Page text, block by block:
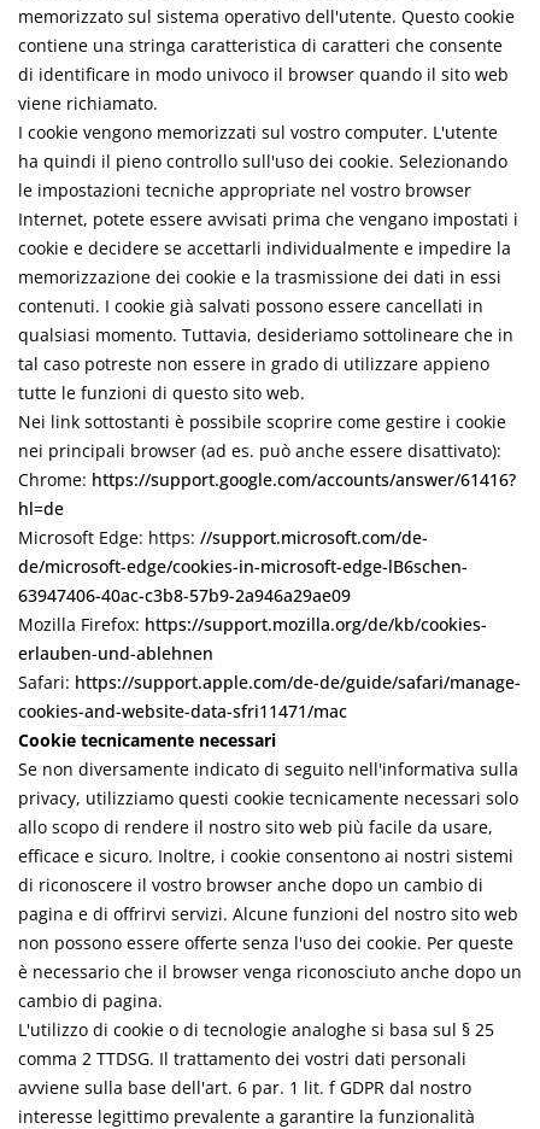
memorizzato sul sistema operativo dell'utente. Questo cookie
contiene una stringa caratteristica di caratteri che consente
di identificare in modo univoco il browser quando il sito web
viene richiamato.
I cookie vengono memorizzati sul vostro computer. L'utente
ha quindi il pieno controllo sull'uso dei cookie. Selezionando
le impostazioni tecniche appropriate nel vostro browser
Internet, potete essere avvisati prima che vengano impostati i
cookie e decidere se accettarli individualmente e impedire la
memorizzazione dei cookie e la trasmissione dei dati in essi
contenuti. I cookie già salvati possono essere cancellati in
qualsiasi momento. Tuttavia, desideriamo sottolineare che in
tal caso potreste non essere in grado di utilizzare appieno
tutte le funzioni di questo sito web.
Nei link sottostanti è possibile scoprire come gestire i cookie
nei principali browser (ad es. può anche essere disattivato):
Chrome: https://support.google.com/accounts/answer/61416?
hl=de
Microsoft Edge: https: //support.microsoft.com/de-
de/microsoft-edge/cookies-in-microsoft-edge-lB6schen-
63947406-40ac-c3b8-57b9-2a946a29ae09
Mozilla Firefox: https://support.mozilla.org/de/kb/cookies-
erlauben-und-ablehnen
Safari: https://support.apple.com/de-de/guide/safari/manage-
cookies-and-website-data-sfri11471/mac
Cookie tecnicamente necessari
Se non diversamente indicato di seguito nell'informativa sulla
privacy, utilizziamo questi cookie tecnicamente necessari solo
allo scopo di rendere il nostro sito web più facile da usare,
efficace e sicuro. Inoltre, i cookie consentono ai nostri sistemi
di riconoscere il vostro browser anche dopo un cambio di
pagina e di offrirvi servizi. Alcune funzioni del nostro sito web
non possono essere offerte senza l'uso dei cookie. Per queste
è necessario che il browser venga riconosciuto anche dopo un
cambio di pagina.
L'utilizzo di cookie o di tecnologie analoghe si basa sul § 25
comma 2 TTDSG. Il trattamento dei vostri dati personali
avviene sulla base dell'art. 6 par. 1 lit. f GDPR dal nostro
interesse legittimo prevalente a garantire la funzionalità